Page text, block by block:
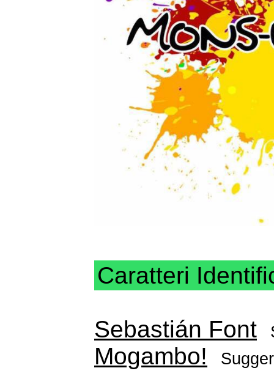
Caratteri
Sebastián Font
Mogambo!